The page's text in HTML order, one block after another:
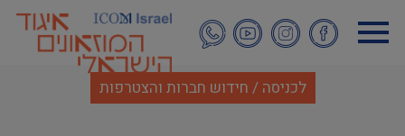
לתוכן
העיקרי
לכניסה / חידוש חברות והצטרפות